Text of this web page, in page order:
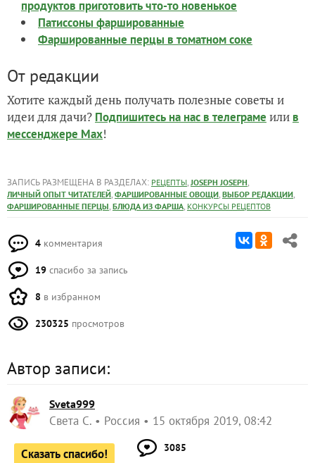
продуктов приготовить что-то новенькое
Патиссоны фаршированные
Фаршированные перцы в томатном соке
От редакции
Хотите каждый день получать полезные советы и
идеи для дачи? Подпишитесь на нас в телеграме или в
мессенджере Max!
ЗАПИСЬ РАЗМЕЩЕНА В РАЗДЕЛАХ: РЕЦЕПТЫ, JOSEPH JOSEPH,
ЛИЧНЫЙ ОПЫТ ЧИТАТЕЛЕЙ, ФАРШИРОВАННЫЕ ОВОЩИ, ВЫБОР РЕДАКЦИИ,
ФАРШИРОВАННЫЕ ПЕРЦЫ, БЛЮДА ИЗ ФАРША, КОНКУРСЫ РЕЦЕПТОВ
4 комментария
19 спасибо за запись
8 в избранном
230325 просмотров
Автор записи:
Sveta999
Света С. Россия 15 октября 2019, 08:42
Сказать спасибо! 3085